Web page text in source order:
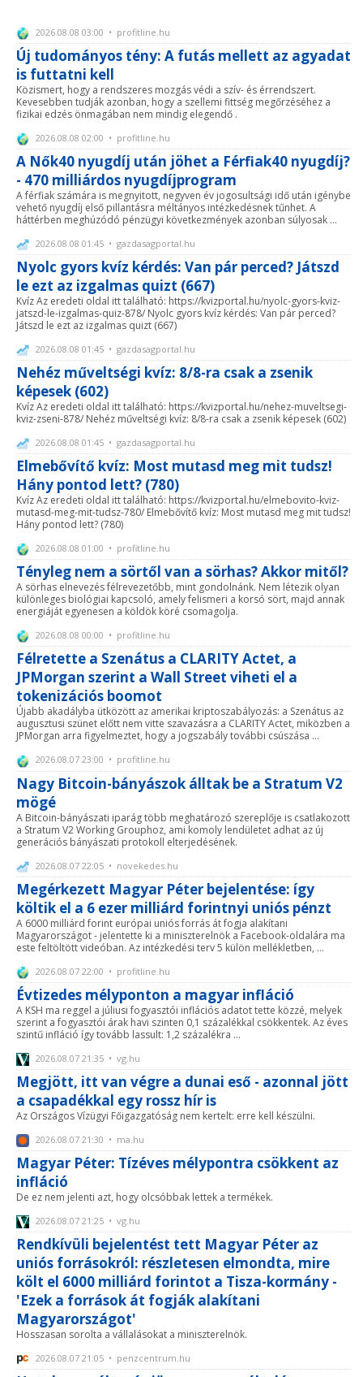
2026.08.08 03:00 • profitline.hu
Új tudományos tény: A futás mellett az agyadat
is futtatni kell
Közismert, hogy a rendszeres mozgás védi a szív- és érrendszert.
Kevesebben tudják azonban, hogy a szellemi fittség megőrzéséhez a
fizikai edzés önmagában nem mindig elegendő .
2026.08.08 02:00 • profitline.hu
A Nők40 nyugdíj után jöhet a Férfiak40 nyugdíj?
- 470 milliárdos nyugdíjprogram
A férfiak számára is megnyitott, negyven év jogosultsági idő után igénybe
vehető nyugdíj első pillantásra méltányos intézkedésnek tűnhet. A
háttérben meghúzódó pénzügyi következmények azonban súlyosak ...
2026.08.08 01:45 • gazdasagportal.hu
Nyolc gyors kvíz kérdés: Van pár perced? Játszd
le ezt az izgalmas quizt (667)
Kvíz Az eredeti oldal itt található: https://kvizportal.hu/nyolc-gyors-kviz-
jatszd-le-izgalmas-quiz-878/ Nyolc gyors kvíz kérdés: Van pár perced?
Játszd le ezt az izgalmas quizt (667)
2026.08.08 01:45 • gazdasagportal.hu
Nehéz műveltségi kvíz: 8/8-ra csak a zsenik
képesek (602)
Kvíz Az eredeti oldal itt található: https://kvizportal.hu/nehez-muveltsegi-
kviz-zseni-878/ Nehéz műveltségi kvíz: 8/8-ra csak a zsenik képesek (602)
2026.08.08 01:45 • gazdasagportal.hu
Elmebővítő kvíz: Most mutasd meg mit tudsz!
Hány pontod lett? (780)
Kvíz Az eredeti oldal itt található: https://kvizportal.hu/elmebovito-kviz-
mutasd-meg-mit-tudsz-780/ Elmebővítő kvíz: Most mutasd meg mit tudsz!
Hány pontod lett? (780)
2026.08.08 01:00 • profitline.hu
Tényleg nem a sörtől van a sörhas? Akkor mitől?
A sörhas elnevezés félrevezetőbb, mint gondolnánk. Nem létezik olyan
különleges biológiai kapcsoló, amely felismeri a korsó sört, majd annak
energiáját egyenesen a köldök köré csomagolja.
2026.08.08 00:00 • profitline.hu
Félretette a Szenátus a CLARITY Actet, a
JPMorgan szerint a Wall Street viheti el a
tokenizációs boomot
Újabb akadályba ütközött az amerikai kriptoszabályozás: a Szenátus az
augusztusi szünet előtt nem vitte szavazásra a CLARITY Actet, miközben a
JPMorgan arra figyelmeztet, hogy a jogszabály további csúszása ...
2026.08.07 23:00 • profitline.hu
Nagy Bitcoin-bányászok álltak be a Stratum V2
mögé
A Bitcoin-bányászati iparág több meghatározó szereplője is csatlakozott
a Stratum V2 Working Grouphoz, ami komoly lendületet adhat az új
generációs bányászati protokoll elterjedésének.
2026.08.07 22:05 • novekedes.hu
Megérkezett Magyar Péter bejelentése: így
költik el a 6 ezer milliárd forintnyi uniós pénzt
A 6000 milliárd forint európai uniós forrás át fogja alakítani
Magyarországot - jelentette ki a miniszterelnök a Facebook-oldalára ma
este feltöltött videóban. Az intézkedési terv 5 külön mellékletben, ...
2026.08.07 22:00 • profitline.hu
Évtizedes mélyponton a magyar infláció
A KSH ma reggel a júliusi fogyasztói inflációs adatot tette közzé, melyek
szerint a fogyasztói árak havi szinten 0,1 százalékkal csökkentek. Az éves
szintű infláció így tovább lassult: 1,2 százalékra ...
2026.08.07 21:35 • vg.hu
Megjött, itt van végre a dunai eső - azonnal jött
a csapadékkal egy rossz hír is
Az Országos Vízügyi Főigazgatóság nem kertelt: erre kell készülni.
2026.08.07 21:30 • ma.hu
Magyar Péter: Tízéves mélypontra csökkent az
infláció
De ez nem jelenti azt, hogy olcsóbbak lettek a termékek.
2026.08.07 21:25 • vg.hu
Rendkívüli bejelentést tett Magyar Péter az
uniós forrásokról: részletesen elmondta, mire
költ el 6000 milliárd forintot a Tisza-kormány -
'Ezek a források át fogják alakítani
Magyarországot'
Hosszasan sorolta a vállalásokat a miniszterelnök.
2026.08.07 21:05 • penzcentrum.hu